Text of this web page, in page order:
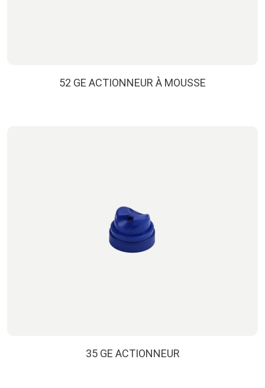
52 GE ACTIONNEUR À MOUSSE
35 GE ACTIONNEUR